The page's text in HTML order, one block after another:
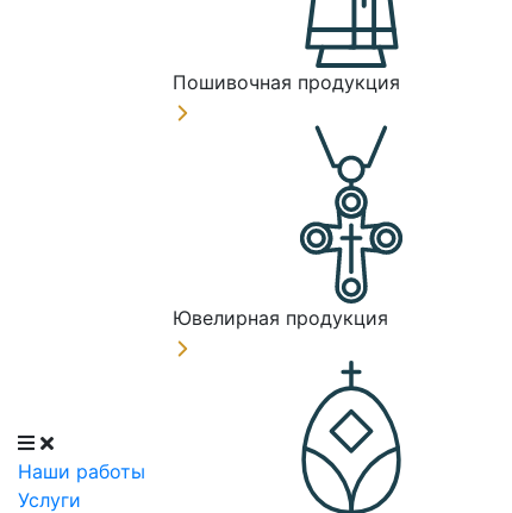
Наши работы
Услуги
Пошивочная продукция
Ювелирная продукция